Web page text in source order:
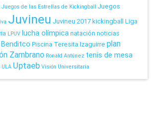
Juegos de las Estrellas de Kickingball Juegos
Juvineu Juvineu 2017kickingball Liga
LPUV lucha olímpicanatación noticias
Piscina Teresita Izaguirre plan
Zambrano Ronald Antúnez tenis de mesa
ULA Uptaeb Visión Universitaria